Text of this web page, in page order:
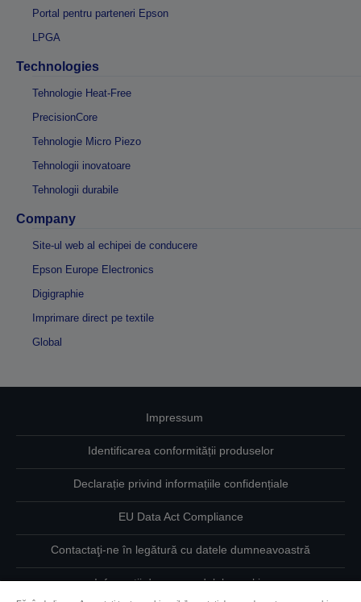
Portal pentru parteneri Epson
LPGA
Technologies
Tehnologie Heat-Free
PrecisionCore
Tehnologie Micro Piezo
Tehnologii inovatoare
Tehnologii durabile
Company
Site-ul web al echipei de conducere
Epson Europe Electronics
Digigraphie
Imprimare direct pe textile
Global
Impressum
Identificarea conformității produselor
Declarație privind informațiile confidențiale
EU Data Act Compliance
Contactaţi-ne în legătură cu datele dumneavoastră
Informaţii despre modulele cookie